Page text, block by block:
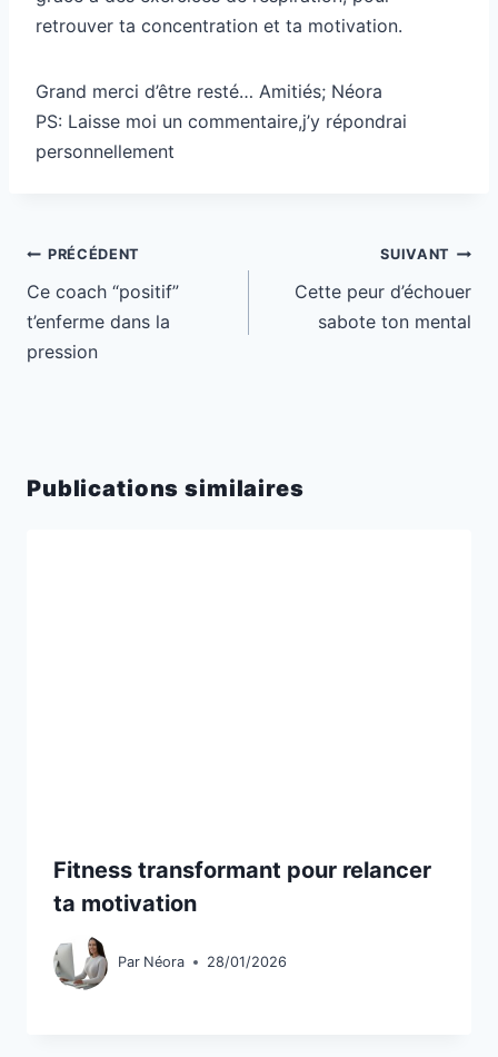
retrouver ta concentration et ta motivation.
Grand merci d’être resté… Amitiés; Néora
PS: Laisse moi un commentaire,j’y répondrai
personnellement
Navigation
de
l’article
PRÉCÉDENT
Ce coach “positif”
t’enferme dans la
pression
SUIVANT
Cette peur d’échouer
sabote ton mental
Publications similaires
Fitness transformant pour relancer
ta motivation
Par Néora 28/01/2026